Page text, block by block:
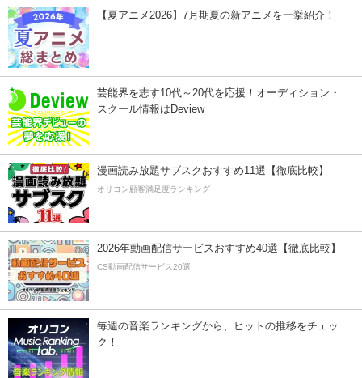
【夏アニメ2026】7月期夏の新アニメを一挙紹介！
芸能界を志す10代～20代を応援！オーディション・
スクール情報はDeview
漫画読み放題サブスクおすすめ11選【徹底比較】
オリコン顧客満足度ランキング
2026年動画配信サービスおすすめ40選【徹底比較】
CS動画配信サービス20選
毎週の音楽ランキングから、ヒットの推移をチェッ
ク！